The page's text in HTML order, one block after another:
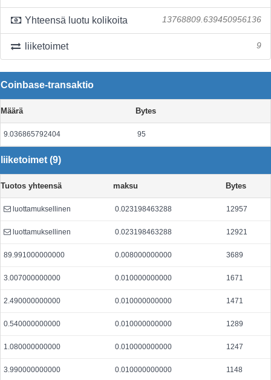
Yhteensä luotu kolikoita 13768809.639450956136
liiketoimet 9
Coinbase-transaktio
Määrä Bytes
9.036865792404 95
liiketoimet (9)
Tuotos yhteensä maksu Bytes
luottamuksellinen 0.023198463288 12957
luottamuksellinen 0.023198463288 12921
89.991000000000 0.008000000000 3689
3.007000000000 0.010000000000 1671
2.490000000000 0.010000000000 1471
0.540000000000 0.010000000000 1289
1.080000000000 0.010000000000 1247
3.990000000000 0.010000000000 1148